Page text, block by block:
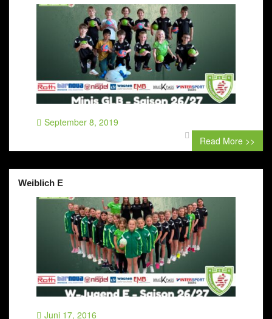
September 8, 2019
0 comment
Read More >>
Weiblich E
Juni 17, 2016